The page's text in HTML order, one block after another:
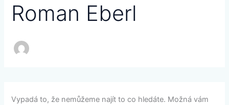
Roman Eberl
Vypadá to, že nemůžeme najít to co hledáte. Možná vám